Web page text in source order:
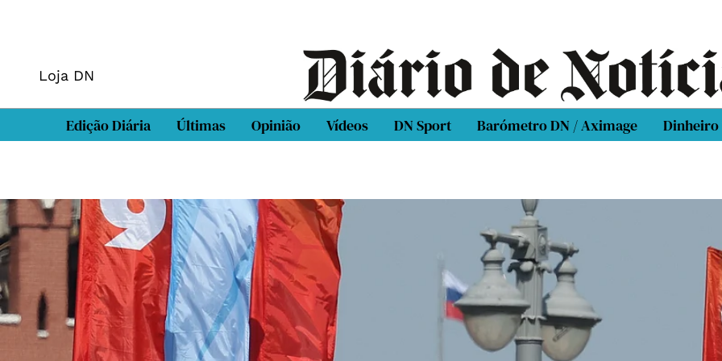
Loja DN
Edição Diária Últimas Opinião Vídeos DN Sport Barómetro DN / Aximage Dinheiro